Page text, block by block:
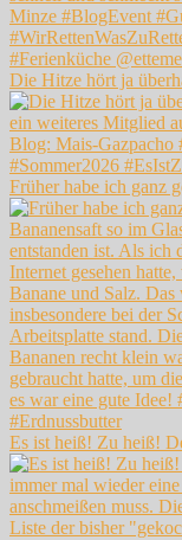
Die Hitze hört ja
Früher habe ich ganz
Es ist heiß! Zu heiß!